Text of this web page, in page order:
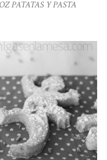
PATATAS Y PASTA